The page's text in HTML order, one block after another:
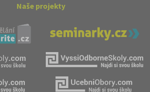
Naše projekty